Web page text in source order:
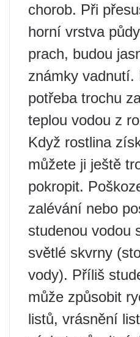
chorob. Při
horní vrstva
prach, budou
známky vadnutí.
potřeba trochu
teplou vodou z
Když rostlina
můžete ji ještě
pokropit.
zalévání nebo
studenou vodou
světlé skvrny
vody). Příliš
může způsobit
listů, vrásnění